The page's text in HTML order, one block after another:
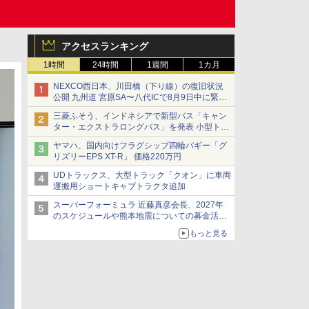
アクセスランキング
1時間 24時間 1週間 1カ月
NEXCO西日本、川田橋（下り線）の復旧状況
公開 九州道 宮原SA〜八代ICで8月9日中に緊急
車両を通行可能に
三菱ふそう、インドネシアで新型バス「キャン
ター・エクストラロングバス」を発表 小型トラ
ックベースの観光・旅客輸送向けバス
ヤマハ、国内向けフラグシップ四輪バギー「グ
リズリーEPS XT-R」 価格220万円
UDトラックス、大型トラック「クオン」に車両
運搬用ショートキャブトラクタ追加
スーパーフォーミュラ 近藤真彦会長、2027年
のスケジュールや熊本地震についての募金活動
もっと見る